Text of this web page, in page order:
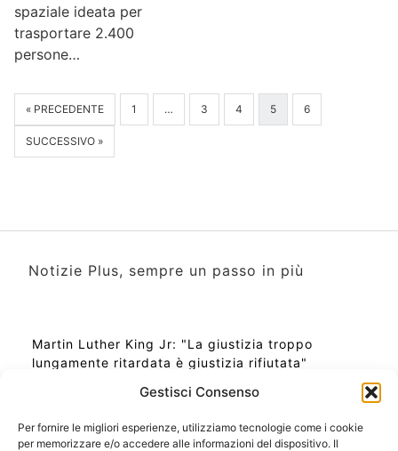
Gestisci Consenso
Per fornire le migliori esperienze, utilizziamo tecnologie come i cookie
per memorizzare e/o accedere alle informazioni del dispositivo. Il
spaziale ideata per
trasportare 2.400
persone…
« PRECEDENTE 1 … 3 4 5 6
SUCCESSIVO »
Notizie Plus, sempre un passo in più
Martin Luther King Jr: "La giustizia troppo
lungamente ritardata è giustizia rifiutata"
Ora Esatta in Italia in questo momento